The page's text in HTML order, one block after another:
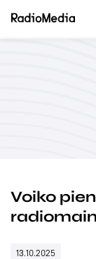
Voiko
13.10.2025